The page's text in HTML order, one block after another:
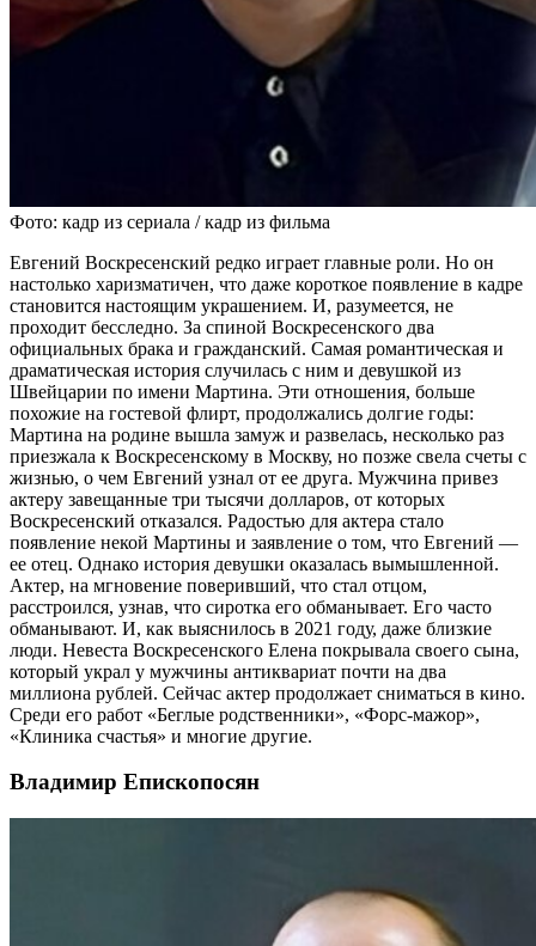
Фото: кадр из сериала / кадр из фильма
Евгений Воскресенский редко играет главные роли. Но он
настолько харизматичен, что даже короткое появление в кадре
становится настоящим украшением. И, разумеется, не
проходит бесследно. За спиной Воскресенского два
официальных брака и гражданский. Самая романтическая и
драматическая история случилась с ним и девушкой из
Швейцарии по имени Мартина. Эти отношения, больше
похожие на гостевой флирт, продолжались долгие годы:
Мартина на родине вышла замуж и развелась, несколько раз
приезжала к Воскресенскому в Москву, но позже свела счеты с
жизнью, о чем Евгений узнал от ее друга. Мужчина привез
актеру завещанные три тысячи долларов, от которых
Воскресенский отказался. Радостью для актера стало
появление некой Мартины и заявление о том, что Евгений —
ее отец. Однако история девушки оказалась вымышленной.
Актер, на мгновение поверивший, что стал отцом,
расстроился, узнав, что сиротка его обманывает. Его часто
обманывают. И, как выяснилось в 2021 году, даже близкие
люди. Невеста Воскресенского Елена покрывала своего сына,
который украл у мужчины антиквариат почти на два
миллиона рублей. Сейчас актер продолжает сниматься в кино.
Среди его работ «Беглые родственники», «Форс-мажор»,
«Клиника счастья» и многие другие.
Владимир Епископосян